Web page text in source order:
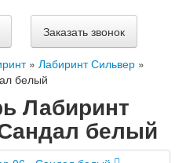
Заказать звонок
» Лабиринт Сильвер »
белый
Лабиринт
белый